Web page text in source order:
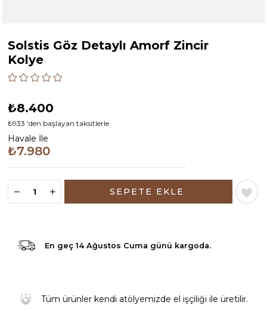
Solstis Göz Detaylı Amorf Zincir
Kolye
₺8.400
₺933 'den başlayan taksitlerle
Havale İle
₺7.980
En geç 14 Ağustos Cuma günü kargoda.
Tüm ürünler kendi atölyemizde el işçiliği ile üretilir.